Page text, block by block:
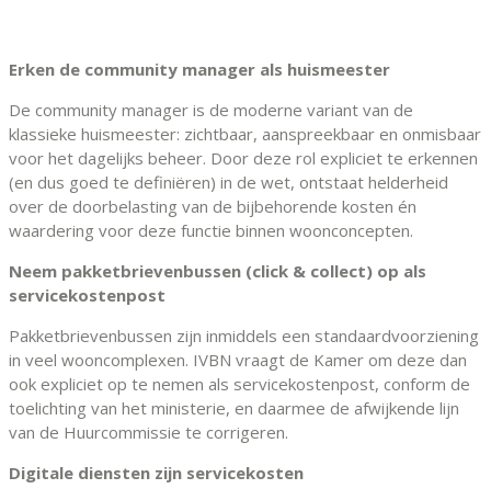
Erken de community manager als huismeester
De community manager is de moderne variant van de
klassieke huismeester: zichtbaar, aanspreekbaar en onmisbaar
voor het dagelijks beheer. Door deze rol expliciet te erkennen
(en dus goed te definiëren) in de wet, ontstaat helderheid
over de doorbelasting van de bijbehorende kosten én
waardering voor deze functie binnen woonconcepten.
Neem pakketbrievenbussen (click & collect) op als
servicekostenpost
Pakketbrievenbussen zijn inmiddels een standaardvoorziening
in veel wooncomplexen. IVBN vraagt de Kamer om deze dan
ook expliciet op te nemen als servicekostenpost, conform de
toelichting van het ministerie, en daarmee de afwijkende lijn
van de Huurcommissie te corrigeren.
Digitale diensten zijn servicekosten